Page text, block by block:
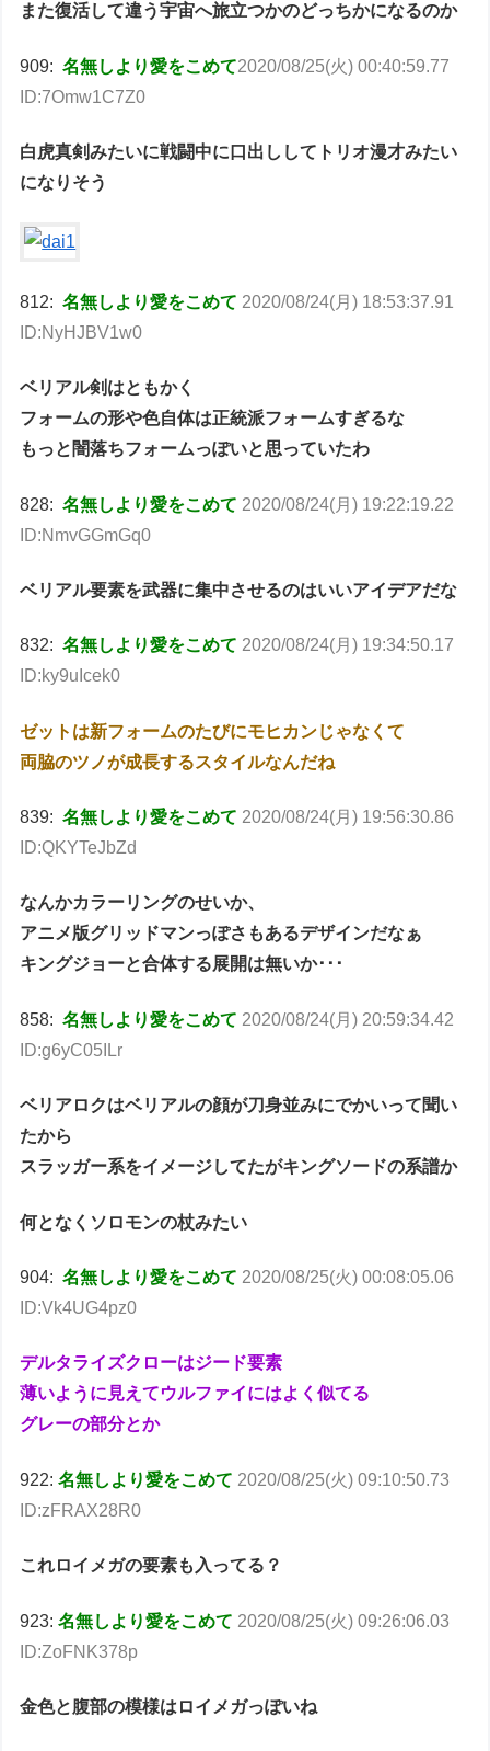
また復活して違う宇宙へ旅立つかのどっちかになるのか
909:名無しより愛をこめて2020/08/25(火) 00:40:59.77
ID:7Omw1C7Z0
白虎真剣みたいに戦闘中に口出ししてトリオ漫才みたい
になりそう
812:名無しより愛をこめて 2020/08/24(月) 18:53:37.91
ID:NyHJBV1w0
ベリアル剣はともかく
フォームの形や色自体は正統派フォームすぎるな
もっと闇落ちフォームっぽいと思っていたわ
828:名無しより愛をこめて 2020/08/24(月) 19:22:19.22
ID:NmvGGmGq0
ベリアル要素を武器に集中させるのはいいアイデアだな
832:名無しより愛をこめて 2020/08/24(月) 19:34:50.17
ID:ky9uIcek0
ゼットは新フォームのたびにモヒカンじゃなくて
両脇のツノが成長するスタイルなんだね
839:名無しより愛をこめて 2020/08/24(月) 19:56:30.86
ID:QKYTeJbZd
なんかカラーリングのせいか、
アニメ版グリッドマンっぽさもあるデザインだなぁ
キングジョーと合体する展開は無いか･･･
858:名無しより愛をこめて 2020/08/24(月) 20:59:34.42
ID:g6yC05ILr
ベリアロクはベリアルの顔が刀身並みにでかいって聞い
たから
スラッガー系をイメージしてたがキングソードの系譜か
何となくソロモンの杖みたい
904:名無しより愛をこめて 2020/08/25(火) 00:08:05.06
ID:Vk4UG4pz0
デルタライズクローはジード要素
薄いように見えてウルファイにはよく似てる
グレーの部分とか
922:名無しより愛をこめて 2020/08/25(火) 09:10:50.73
ID:zFRAX28R0
これロイメガの要素も入ってる？
923:名無しより愛をこめて 2020/08/25(火) 09:26:06.03
ID:ZoFNK378p
金色と腹部の模様はロイメガっぽいね